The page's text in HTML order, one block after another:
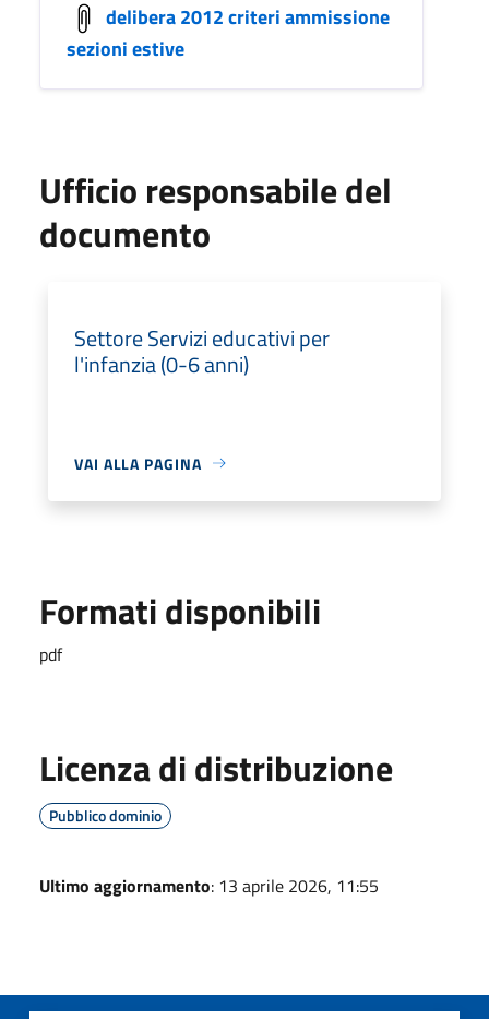
delibera 2012 criteri ammissione
sezioni estive
Ufficio responsabile del
documento
Settore Servizi educativi per
l'infanzia (0-6 anni)
VAI ALLA PAGINA
Formati disponibili
pdf
Licenza di distribuzione
Pubblico dominio
Ultimo aggiornamento: 13 aprile 2026, 11:55